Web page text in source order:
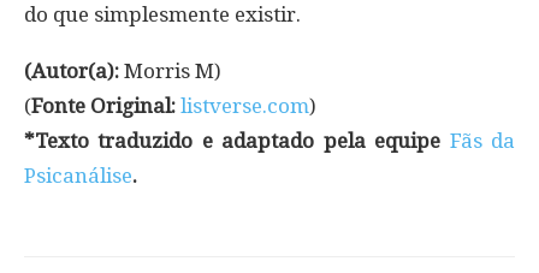
do que simplesmente existir.
(Autor(a): Morris M)
(Fonte Original: listverse.com)
*Texto traduzido e adaptado pela equipe Fãs da
Psicanálise.